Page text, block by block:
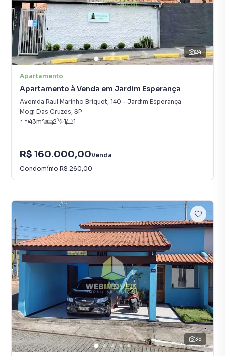
24
Apartamento
Apartamento à Venda em Jardim Esperança
Avenida Raul Marinho Briquet, 140 - Jardim Esperança
Mogi Das Cruzes, SP
43m² 2 1 1
R$ 160.000,00Venda
Condomínio R$ 260,00
35